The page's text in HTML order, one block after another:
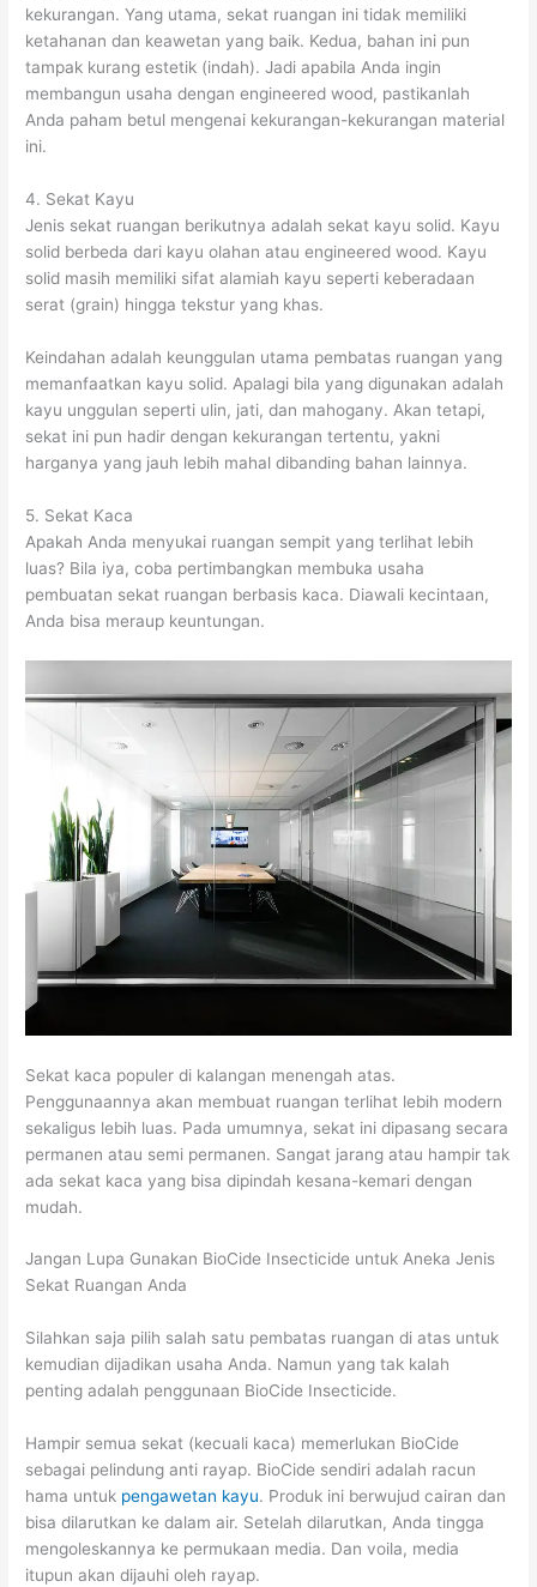
kekurangan. Yang utama, sekat ruangan ini tidak memiliki
ketahanan dan keawetan yang baik. Kedua, bahan ini pun
tampak kurang estetik (indah). Jadi apabila Anda ingin
membangun usaha dengan engineered wood, pastikanlah
Anda paham betul mengenai kekurangan-kekurangan material
ini.
4. Sekat Kayu
Jenis sekat ruangan berikutnya adalah sekat kayu solid. Kayu
solid berbeda dari kayu olahan atau engineered wood. Kayu
solid masih memiliki sifat alamiah kayu seperti keberadaan
serat (grain) hingga tekstur yang khas.
Keindahan adalah keunggulan utama pembatas ruangan yang
memanfaatkan kayu solid. Apalagi bila yang digunakan adalah
kayu unggulan seperti ulin, jati, dan mahogany. Akan tetapi,
sekat ini pun hadir dengan kekurangan tertentu, yakni
harganya yang jauh lebih mahal dibanding bahan lainnya.
5. Sekat Kaca
Apakah Anda menyukai ruangan sempit yang terlihat lebih
luas? Bila iya, coba pertimbangkan membuka usaha
pembuatan sekat ruangan berbasis kaca. Diawali kecintaan,
Anda bisa meraup keuntungan.
Sekat kaca populer di kalangan menengah atas.
Penggunaannya akan membuat ruangan terlihat lebih modern
sekaligus lebih luas. Pada umumnya, sekat ini dipasang secara
permanen atau semi permanen. Sangat jarang atau hampir tak
ada sekat kaca yang bisa dipindah kesana-kemari dengan
mudah.
Jangan Lupa Gunakan BioCide Insecticide untuk Aneka Jenis
Sekat Ruangan Anda
Silahkan saja pilih salah satu pembatas ruangan di atas untuk
kemudian dijadikan usaha Anda. Namun yang tak kalah
penting adalah penggunaan BioCide Insecticide.
Hampir semua sekat (kecuali kaca) memerlukan BioCide
sebagai pelindung anti rayap. BioCide sendiri adalah racun
hama untuk pengawetan kayu. Produk ini berwujud cairan dan
bisa dilarutkan ke dalam air. Setelah dilarutkan, Anda tingga
mengoleskannya ke permukaan media. Dan voila, media
itupun akan dijauhi oleh rayap.